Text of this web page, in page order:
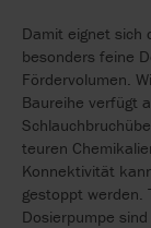
Damit eignet sich
besonders feine
Fördervolumen.
Baureihe verfügt
teuren
Konnektivität
gestoppt werden.
Dosierpumpe